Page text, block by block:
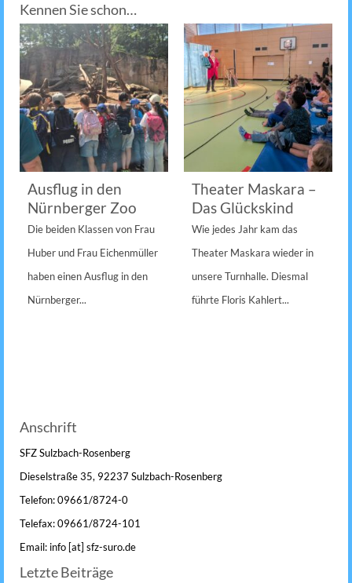
Kennen Sie schon…
Ausflug in den
Nürnberger Zoo
Die beiden Klassen von Frau
Huber und Frau Eichenmüller
haben einen Ausflug in den
Nürnberger...
Theater Maskara –
Das Glückskind
Wie jedes Jahr kam das
Theater Maskara wieder in
unsere Turnhalle. Diesmal
führte Floris Kahlert...
Anschrift
SFZ Sulzbach-Rosenberg
Dieselstraße 35, 92237 Sulzbach-Rosenberg
Telefon: 09661/8724-0
Telefax: 09661/8724-101
Email: info [at] sfz-suro.de
Letzte Beiträge